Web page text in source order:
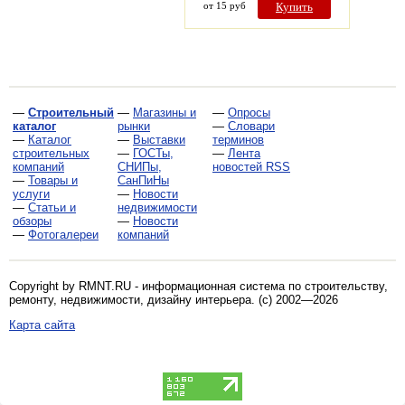
от 15 руб Купить
— Строительный
каталог
— Каталог
строительных
компаний
— Товары и
услуги
— Статьи и
обзоры
— Фотогалереи
— Магазины и
рынки
— Выставки
— ГОСТы,
СНИПы,
СанПиНы
— Новости
недвижимости
— Новости
компаний
— Опросы
— Словари
терминов
— Лента
новостей RSS
Copyright by RMNT.RU - информационная система по строительству,
ремонту, недвижимости, дизайну интерьера. (c) 2002—2026
Карта сайта